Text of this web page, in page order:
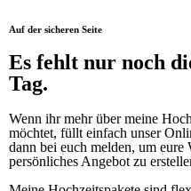
Auf der sicheren Seite
Es fehlt nur noch
Tag.
Wenn ihr mehr über meine
möchtet, füllt einfach unser
dann bei euch melden, um eure
persönliches Angebot zu